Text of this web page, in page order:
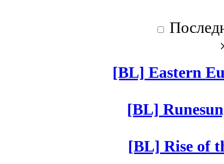
[BL] Eastern
[BL]
[BL] Rise of